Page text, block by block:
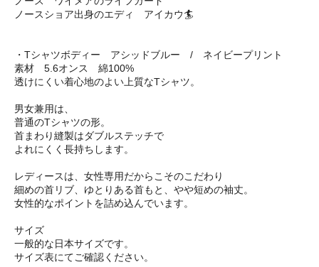
ノースショア出身のエディ アイカウ🏄
・Tシャツボディー アシッドブルー / ネイビープリント
素材 5.6オンス 綿100%
透けにくい着心地のよい上質なTシャツ。
男女兼用は、
普通のTシャツの形。
首まわり縫製はダブルステッチで
よれにくく長持ちします。
レディースは、女性専用だからこそのこだわり
細めの首リブ、ゆとりある首もと、やや短めの袖丈。
女性的なポイントを詰め込んでいます。
サイズ
一般的な日本サイズです。
サイズ表にてご確認ください。